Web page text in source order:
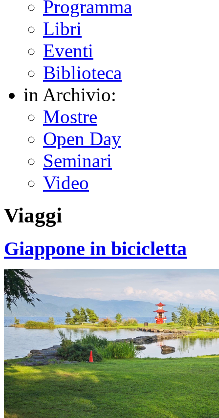
Programma
Libri
Eventi
Biblioteca
in Archivio:
Mostre
Open Day
Seminari
Video
Viaggi
Giappone in bicicletta